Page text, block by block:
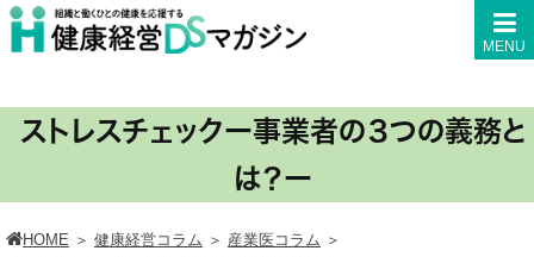
MENU
ストレスチェックー事業者の３つの義務と
は？ー
HOME ＞ 健康経営コラム ＞ 産業医コラム ＞